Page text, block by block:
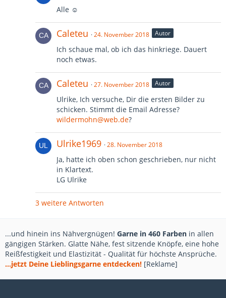
Alle ☺
Caleteu 24. November 2018 Autor
Ich schaue mal, ob ich das hinkriege. Dauert
noch etwas.
Caleteu 27. November 2018 Autor
Ulrike, Ich versuche, Dir die ersten Bilder zu
schicken. Stimmt die Email Adresse?
wildermohn@web.de?
Ulrike1969 28. November 2018
Ja, hatte ich oben schon geschrieben, nur nicht
in Klartext.
LG Ulrike
3 weitere Antworten
...und hinein ins Nähvergnügen! Garne in 460 Farben in allen
gängigen Stärken. Glatte Nähe, fest sitzende Knöpfe, eine hohe
Reißfestigkeit und Elastizität - Qualität für höchste Ansprüche.
...jetzt Deine Lieblingsgarne entdecken! [Reklame]